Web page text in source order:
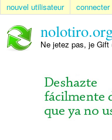
nouvel utilisateur connecter
Ne jetez pas, je Gift